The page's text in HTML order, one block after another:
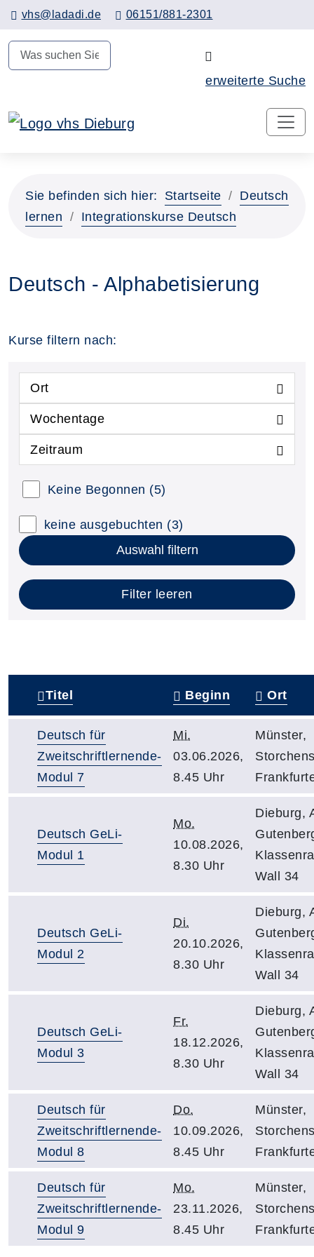
vhs@ladadi.de 06151/881-2301
erweiterte Suche
Hauptinhalt anspringen
Sie befinden sich hier: Startseite
Deutsch
lernen
Integrationskurse Deutsch
Deutsch - Alphabetisierung
Kurse filtern nach:
Ort
Wochentage
Zeitraum
Keine Begonnen (5)
keine ausgebuchten (3)
Auswahl filtern
Filter leeren
Titel Beginn Ort
Deutsch für
Zweitschriftlernende-
Modul 7
Mi.
03.06.2026,
8.45 Uhr
Münster,
Deutsch GeLi-
Modul 1
Mo.
10.08.2026,
8.30 Uhr
Dieburg,
Wall 34
Deutsch GeLi-
Modul 2
Di.
20.10.2026,
8.30 Uhr
Dieburg,
Wall 34
Deutsch GeLi-
Modul 3
Fr.
18.12.2026,
8.30 Uhr
Dieburg,
Wall 34
Deutsch für
Zweitschriftlernende-
Modul 8
Do.
10.09.2026,
8.45 Uhr
Münster,
Deutsch für
Zweitschriftlernende-
Modul 9
Mo.
23.11.2026,
8.45 Uhr
Münster,